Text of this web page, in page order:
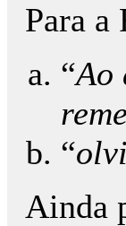
Para a
“Ao
“
Ainda